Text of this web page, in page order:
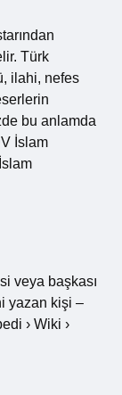
Türk
ilahi, nefes
bu anlamda
İslam
veya başkası
yazan kişi –
› Wiki ›